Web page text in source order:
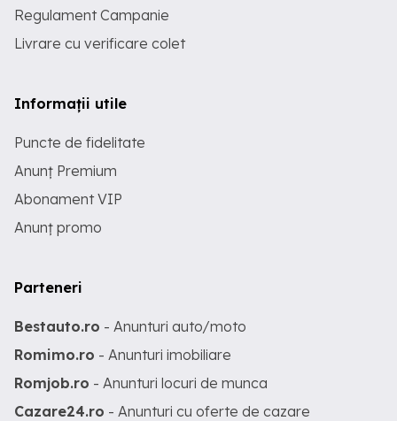
Regulament Campanie
Livrare cu verificare colet
Informații utile
Puncte de fidelitate
Anunț Premium
Abonament VIP
Anunț promo
Parteneri
Bestauto.ro - Anunturi auto/moto
Romimo.ro - Anunturi imobiliare
Romjob.ro - Anunturi locuri de munca
Cazare24.ro - Anunturi cu oferte de cazare